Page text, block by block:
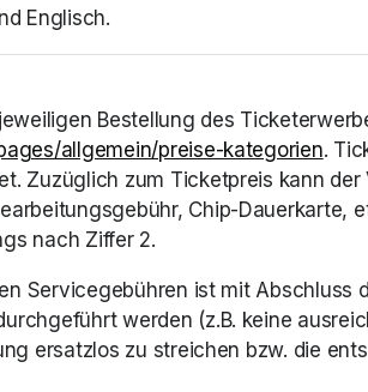
Englisch.
Bestellung des
allgemein/preise-kategorien.
Zuzüglich zum Ticketpreis kann
Chip-Dauerkarte,
nach Ziffer 2.
Servicegebühren ist mit Abschluss
werden (z.B. keine
ersatzlos zu streichen bzw. die